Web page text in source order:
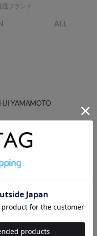
選ブランド
ALL
YAMAMOTO
PLISEE